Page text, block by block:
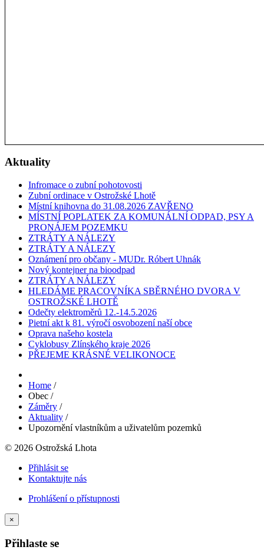
Aktuality
Infromace o zubní pohotovosti
Zubní ordinace v Ostrožské Lhotě
Místní knihovna do 31.08.2026 ZAVŘENO
MÍSTNÍ POPLATEK ZA KOMUNÁLNÍ ODPAD, PSY A
PRONÁJEM POZEMKU
ZTRÁTY A NÁLEZY
ZTRÁTY A NÁLEZY
Oznámení pro občany - MUDr. Róbert Uhnák
Nový kontejner na bioodpad
ZTRÁTY A NÁLEZY
HLEDÁME PRACOVNÍKA SBĚRNÉHO DVORA V
OSTROŽSKÉ LHOTĚ
Odečty elektroměrů 12.-14.5.2026
Pietní akt k 81. výročí osvobození naší obce
Oprava našeho kostela
Cyklobusy Zlínského kraje 2026
PŘEJEME KRÁSNÉ VELIKONOCE
Home /
Obec /
Záměry /
Aktuality /
Upozornění vlastníkům a uživatelům pozemků
© 2026 Ostrožská Lhota
Přihlásit se
Kontaktujte nás
Prohlášení o přístupnosti
×
Přihlaste se